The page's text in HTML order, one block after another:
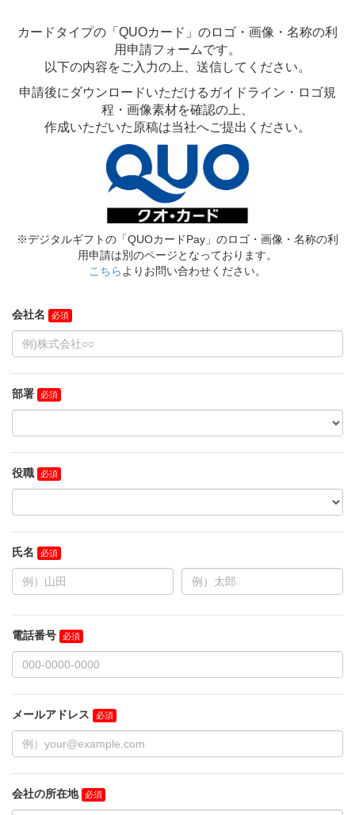
カードタイプの「QUOカード」のロゴ・画像・名称の利
用申請フォームです。
以下の内容をご入力の上、送信してください。
申請後にダウンロードいただけるガイドライン・ロゴ規
程・画像素材を確認の上、
作成いただいた原稿は当社へご提出ください。
※デジタルギフトの「QUOカードPay」のロゴ・画像・名称の利
用申請は別のページとなっております。
こちら よりお問い合わせください。
会社名
部署
役職
氏名
電話番号
メールアドレス
会社の所在地